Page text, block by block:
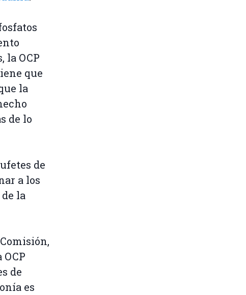
la OCP
que
la
de lo
de
a los
la
de
es